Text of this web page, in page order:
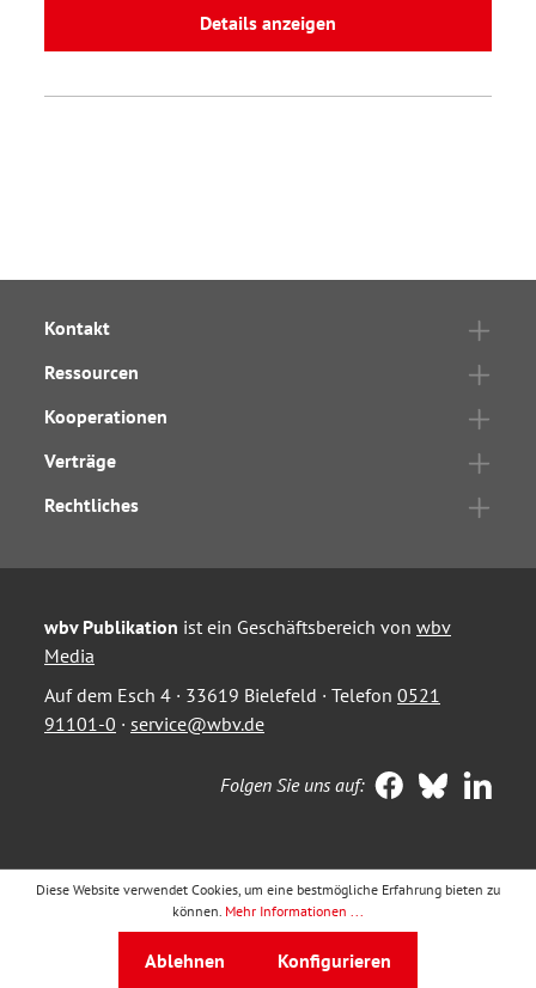
Details anzeigen
Kontakt
Ressourcen
Kooperationen
Verträge
Rechtliches
wbv Publikation ist ein Geschäftsbereich von wbv
Media
Auf dem Esch 4 · 33619 Bielefeld · Telefon 0521
91101-0 · service@wbv.de
Folgen Sie uns auf:
Diese Website verwendet Cookies, um eine bestmögliche Erfahrung bieten zu
können. Mehr Informationen ...
Ablehnen Konfigurieren